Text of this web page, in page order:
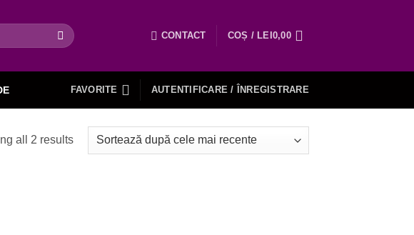
CONTACT COȘ / LEI 0,00
FAVORITE AUTENTIFICARE / ÎNREGISTRARE
all 2 results